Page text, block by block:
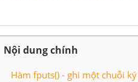
Nội dung chính
Hàm fputs() - ghi một chuỗi